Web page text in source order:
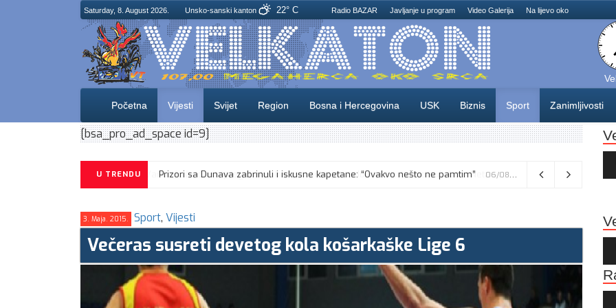
Saturday, 8. August 2026. Unsko-sanski kanton 22° C Radio BAZAR Javljanje u program Video Galerija Na lijevo oko
Početna Vijesti Svijet Region Bosna i Hercegovina USK Biznis Sport Zanimljivosti
[bsa_pro_ad_space id=9]
U TRENDU Vance kaže da će pregovori s Iranom potrajati, odbacio navode o sukobu s Netanyahuom 06/08/2026
3. Maja. 2015. Sport, Vijesti
Večeras susreti devetog kola košarkaške Lige 6